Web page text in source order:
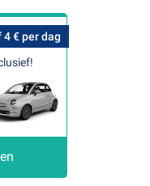
4 € per dag